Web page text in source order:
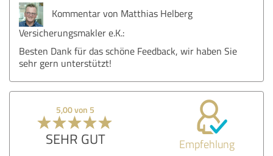
Kommentar von Matthias Helberg
Versicherungsmakler e.K.:
Besten Dank für das schöne Feedback, wir haben Sie
sehr gern unterstützt!
5,00 von 5
SEHR GUT Empfehlung